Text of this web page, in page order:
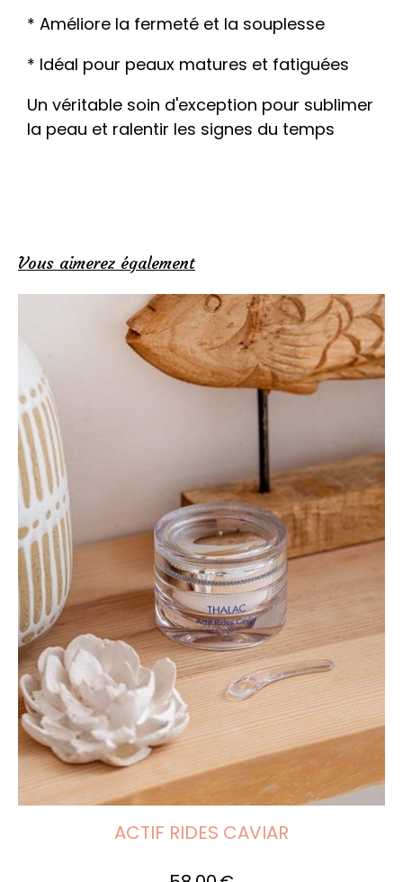
* Améliore la fermeté et la souplesse
* Idéal pour peaux matures et fatiguées
Un véritable soin d'exception pour sublimer
la peau et ralentir les signes du temps
Vous aimerez également
ACTIF RIDES CAVIAR